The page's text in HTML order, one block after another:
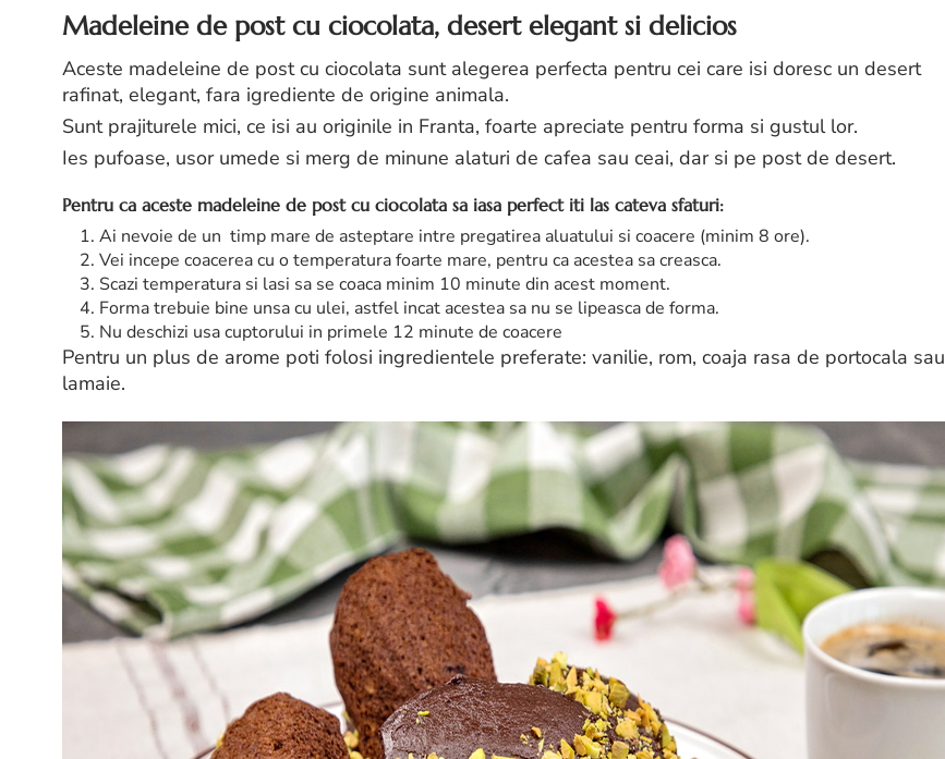
Madeleine de post cu ciocolata, desert elegant si delicios
Aceste madeleine de post cu ciocolata sunt alegerea perfecta pentru cei care isi doresc un desert
rafinat, elegant, fara igrediente de origine animala.
Sunt prajiturele mici, ce isi au originile in Franta, foarte apreciate pentru forma si gustul lor.
Ies pufoase, usor umede si merg de minune alaturi de cafea sau ceai, dar si pe post de desert.
Pentru ca aceste madeleine de post cu ciocolata sa iasa perfect iti las cateva sfaturi:
Ai nevoie de un timp mare de asteptare intre pregatirea aluatului si coacere (minim 8 ore).
Vei incepe coacerea cu o temperatura foarte mare, pentru ca acestea sa creasca.
Scazi temperatura si lasi sa se coaca minim 10 minute din acest moment.
Forma trebuie bine unsa cu ulei, astfel incat acestea sa nu se lipeasca de forma.
Nu deschizi usa cuptorului in primele 12 minute de coacere
Pentru un plus de arome poti folosi ingredientele preferate: vanilie, rom, coaja rasa de portocala sau
lamaie.